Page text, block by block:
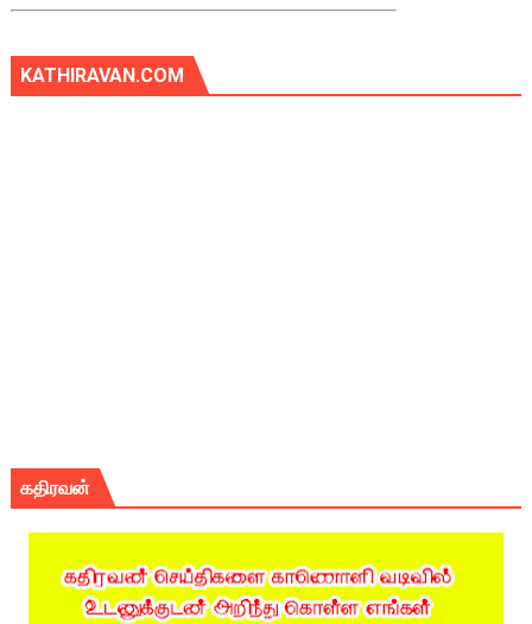
KATHIRAVAN.COM
கதிரவன்